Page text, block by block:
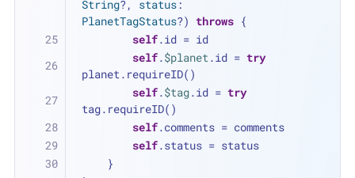
String?, status
PlanetTagStatus?) throws {
self.id = id
self.$planet.id = try
planet.requireID()
self.$tag.id = try
tag.requireID()
self.comments = comments
self.status = status
    }